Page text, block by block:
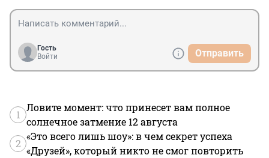
Гость
Войти
Отправить
1
Ловите момент: что принесет вам полное
солнечное затмение 12 августа
2
«Это всего лишь шоу»: в чем секрет успеха
«Друзей», который никто не смог повторить